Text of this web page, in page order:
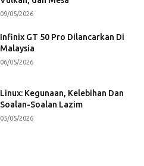
09/05/2026
Infinix GT 50 Pro Dilancarkan Di
Malaysia
06/05/2026
Linux: Kegunaan, Kelebihan Dan
Soalan-Soalan Lazim
05/05/2026